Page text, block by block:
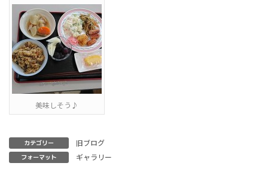
美味しそう♪
カテゴリー 旧ブログ
フォーマット ギャラリー